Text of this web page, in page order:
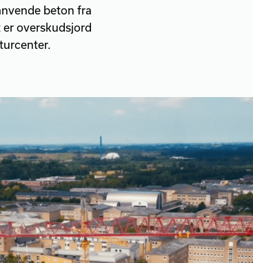
beton fra
overskudsjord